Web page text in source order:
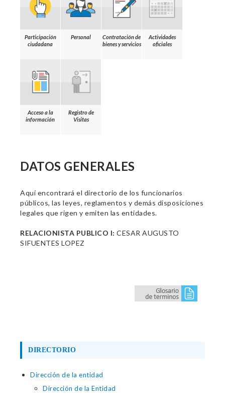
Participación
ciudadana
Personal
Contratación de
bienes y servicios
Actividades
oficiales
Acceso a la
información
Registro de
Visitas
DATOS GENERALES
Aquí encontrará el directorio de los funcionarios
públicos, las leyes, reglamentos y demás disposiciones
legales que rigen y emiten las entidades.
RELACIONISTA PUBLICO I: CESAR AUGUSTO
SIFUENTES LOPEZ
DIRECTORIO
Dirección de la entidad
Dirección de la Entidad